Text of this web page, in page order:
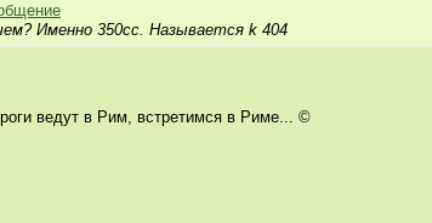
Именно 350сс. Называется k 404
ведут в Рим, встретимся в Риме... ©